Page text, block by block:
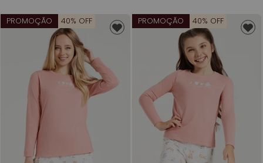
PROMOÇÃO 40% OFF PROMOÇÃO 40% OFF